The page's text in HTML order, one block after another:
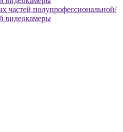
частей полупрофессиональной/
видеокамеры